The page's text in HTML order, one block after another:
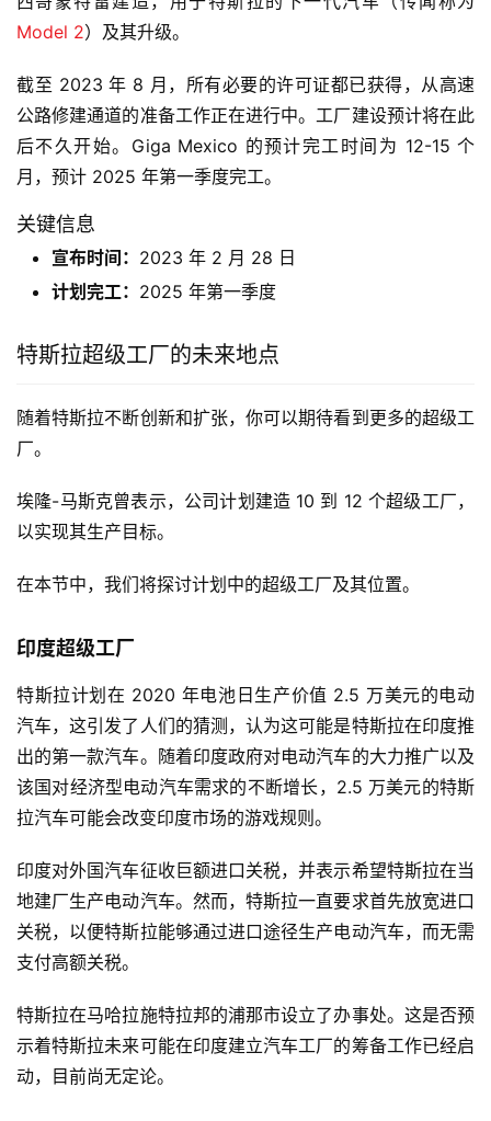
Model 2）及其升级。
截至 2023 年 8 月，所有必要的许可证都已获得，从高速
公路修建通道的准备工作正在进行中。工厂建设预计将在此
后不久开始。Giga Mexico 的预计完工时间为 12-15 个
月，预计 2025 年第一季度完工。
关键信息
宣布时间： 2023 年 2 月 28 日
计划完工： 2025 年第一季度
特斯拉超级工厂的未来地点
随着特斯拉不断创新和扩张，你可以期待看到更多的超级工
厂。
埃隆-马斯克曾表示，公司计划建造 10 到 12 个超级工厂，
以实现其生产目标。
在本节中，我们将探讨计划中的超级工厂及其位置。
印度超级工厂
特斯拉计划在 2020 年电池日生产价值 2.5 万美元的电动
汽车，这引发了人们的猜测，认为这可能是特斯拉在印度推
出的第一款汽车。随着印度政府对电动汽车的大力推广以及
该国对经济型电动汽车需求的不断增长，2.5 万美元的特斯
拉汽车可能会改变印度市场的游戏规则。
印度对外国汽车征收巨额进口关税，并表示希望特斯拉在当
地建厂生产电动汽车。然而，特斯拉一直要求首先放宽进口
关税，以便特斯拉能够通过进口途径生产电动汽车，而无需
支付高额关税。
特斯拉在马哈拉施特拉邦的浦那市设立了办事处。这是否预
示着特斯拉未来可能在印度建立汽车工厂的筹备工作已经启
动，目前尚无定论。